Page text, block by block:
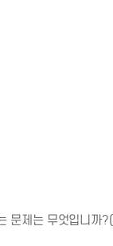
문제는 무엇입니까